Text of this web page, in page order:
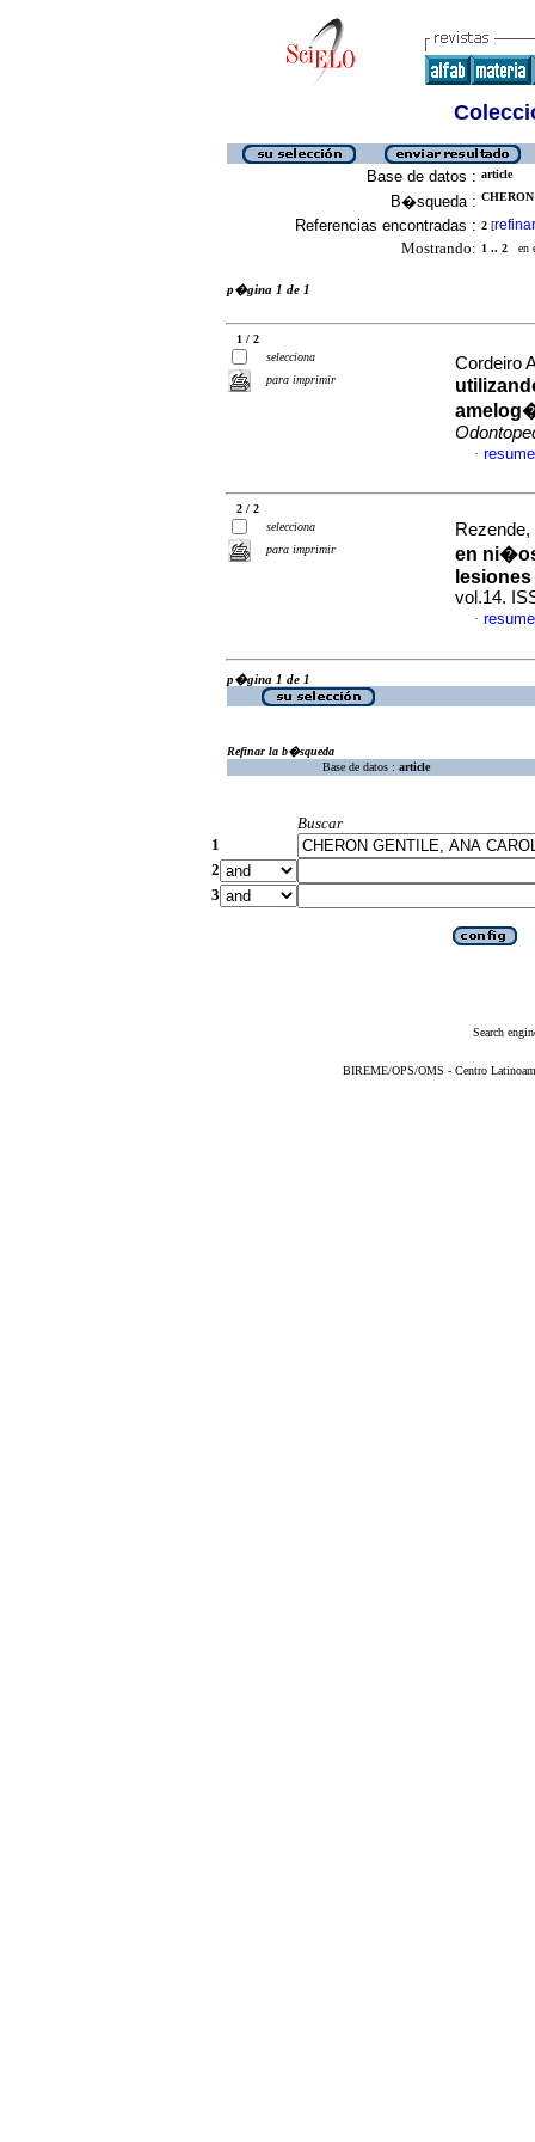
Base de datos : article
B�squeda :
Referencias encontradas : 2 [refinar
Mostrando: 1 .. 2 en
p�gina 1 de 1
1 / 2
selecciona
para imprimir
Cordeiro
·
2 / 2
selecciona
para imprimir
en
vol.14.
·
p�gina 1 de 1
Refinar la b�squeda
Base de datos : article
Buscar
1
2
3
Search
BIREME/OPS/OMS - Centro